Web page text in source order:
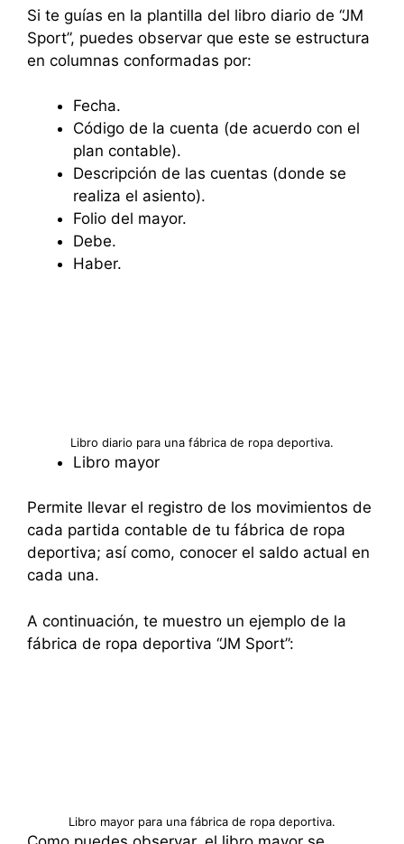
Si te guías en la plantilla del libro diario de “JM
Sport”, puedes observar que este se estructura
en columnas conformadas por:
Fecha.
Código de la cuenta (de acuerdo con el
plan contable).
Descripción de las cuentas (donde se
realiza el asiento).
Folio del mayor.
Debe.
Haber.
Libro diario para una fábrica de ropa deportiva.
Libro mayor
Permite llevar el registro de los movimientos de
cada partida contable de tu fábrica de ropa
deportiva; así como, conocer el saldo actual en
cada una.
A continuación, te muestro un ejemplo de la
fábrica de ropa deportiva “JM Sport”:
Libro mayor para una fábrica de ropa deportiva.